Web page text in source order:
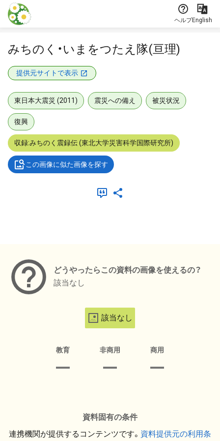
本文に飛ぶ
ヘルプEnglish
みちのく・いまをつたえ隊(亘理)
提供元サイトで表示
東日本大震災 (2011) 震災への備え 被災状況
復興
収録:みちのく震録伝 (東北大学災害科学国際研究所)
この画像に似た画像を探す
どうやったらこの資料の画像を使えるの？
該当なし
該当なし
教育 非商用 商用
資料固有の条件
連携機関が提供するコンテンツです。 資料提供元の利用条